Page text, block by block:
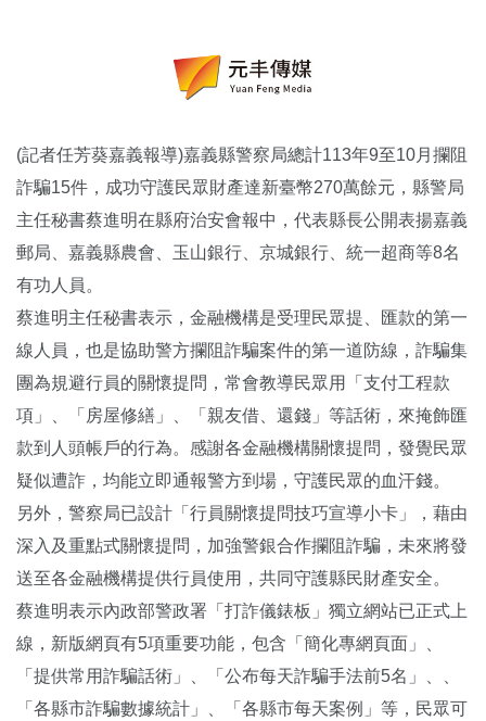
(記者任芳葵嘉義報導)嘉義縣警察局總計113年9至10月攔阻
詐騙15件，成功守護民眾財產達新臺幣270萬餘元，縣警局
主任秘書蔡進明在縣府治安會報中，代表縣長公開表揚嘉義
郵局、嘉義縣農會、玉山銀行、京城銀行、統一超商等8名
有功人員。
蔡進明主任秘書表示，金融機構是受理民眾提、匯款的第一
線人員，也是協助警方攔阻詐騙案件的第一道防線，詐騙集
團為規避行員的關懷提問，常會教導民眾用「支付工程款
項」、「房屋修繕」、「親友借、還錢」等話術，來掩飾匯
款到人頭帳戶的行為。感謝各金融機構關懷提問，發覺民眾
疑似遭詐，均能立即通報警方到場，守護民眾的血汗錢。
另外，警察局已設計「行員關懷提問技巧宣導小卡」，藉由
深入及重點式關懷提問，加強警銀合作攔阻詐騙，未來將發
送至各金融機構提供行員使用，共同守護縣民財產安全。
蔡進明表示內政部警政署「打詐儀錶板」獨立網站已正式上
線，新版網頁有5項重要功能，包含「簡化專網頁面」、
「提供常用詐騙話術」、「公布每天詐騙手法前5名」、、
「各縣市詐騙數據統計」、「各縣市每天案例」等，民眾可